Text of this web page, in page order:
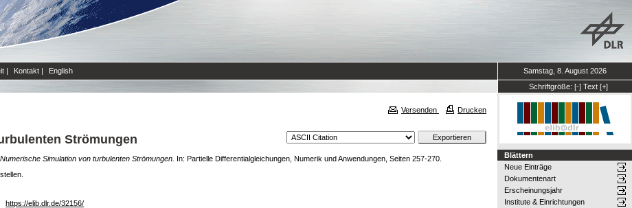
| Kontakt | English
Samstag, 8. August 2026
Schriftgröße: [-] Text [+]
Versenden Drucken
Strömungen
Numerische Simulation von turbulenten Strömungen. In: Partielle Differentialgleichungen, Numerik und Anwendungen, Seiten 257-270.
https://elib.dlr.de/32156/
Blättern
Neue Einträge
Dokumentenart
Erscheinungsjahr
Institute & Einrichtungen